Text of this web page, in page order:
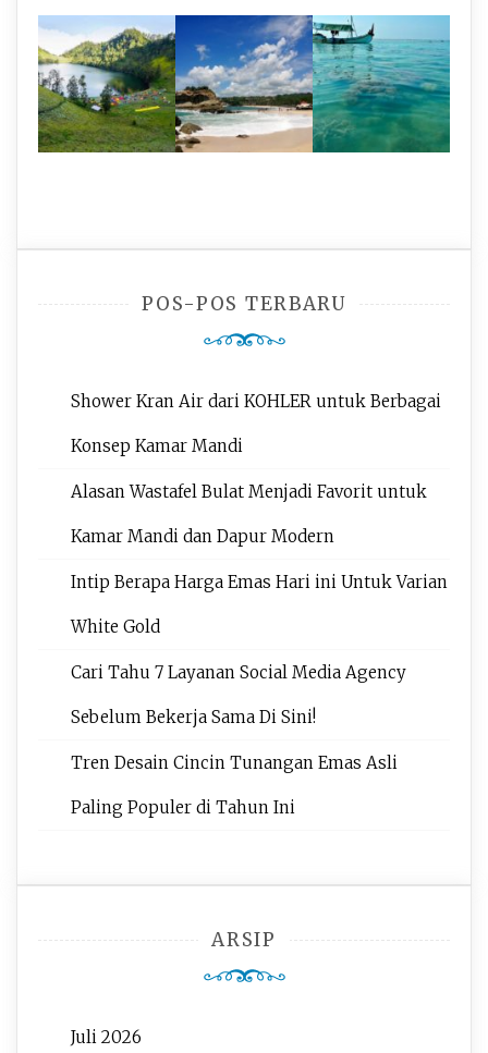
POS-POS TERBARU
Shower Kran Air dari KOHLER untuk Berbagai
Konsep Kamar Mandi
Alasan Wastafel Bulat Menjadi Favorit untuk
Kamar Mandi dan Dapur Modern
Intip Berapa Harga Emas Hari ini Untuk Varian
White Gold
Cari Tahu 7 Layanan Social Media Agency
Sebelum Bekerja Sama Di Sini!
Tren Desain Cincin Tunangan Emas Asli
Paling Populer di Tahun Ini
ARSIP
Juli 2026